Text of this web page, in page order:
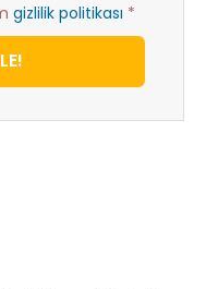
gizlilik politikası *